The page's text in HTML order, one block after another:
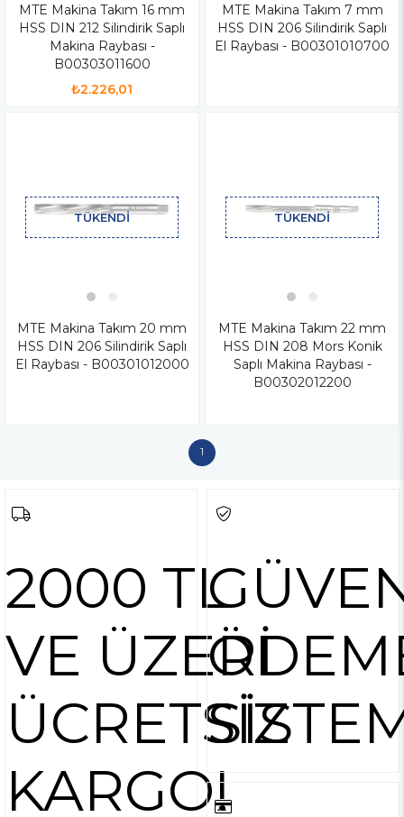
MTE Makina Takım 16 mm
HSS DIN 212 Silindirik Saplı
Makina Raybası -
B00303011600
₺2.226,01
MTE Makina Takım 7 mm
HSS DIN 206 Silindirik Saplı
El Raybası - B00301010700
TÜKENDI
MTE Makina Takım 20 mm
HSS DIN 206 Silindirik Saplı
El Raybası - B00301012000
TÜKENDI
MTE Makina Takım 22 mm
HSS DIN 208 Mors Konik
Saplı Makina Raybası -
B00302012200
1
2000 TL
VE ÜZERİ
ÜCRETSİZ
KARGO!